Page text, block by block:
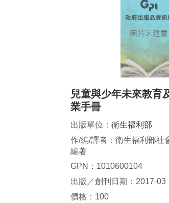
兒童與少年未來教育
業手冊
出版單位： 衛生福利部
作/編/譯者：衛生福利部社
編著
GPN：1010600104
出版／創刊日期：2017-03
價格：100